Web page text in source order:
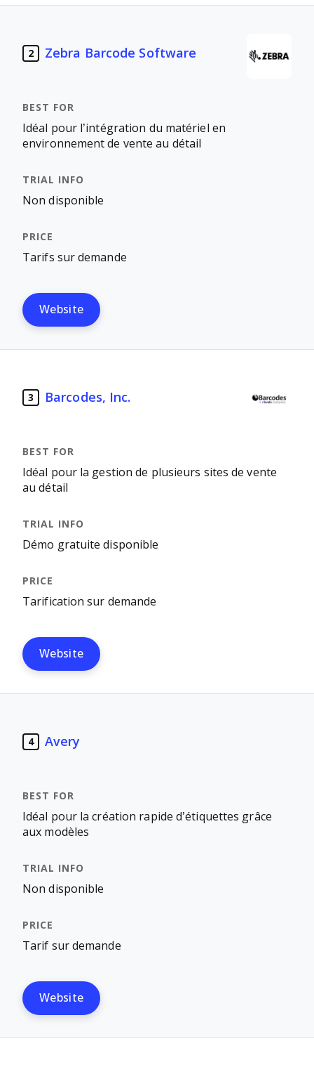
2 Zebra Barcode Software
Idéal pour l’intégration du matériel en
environnement de vente au détail
Non disponible
Tarifs sur demande
Website
3 Barcodes, Inc.
Idéal pour la gestion de plusieurs sites de vente
au détail
Démo gratuite disponible
Tarification sur demande
Website
4 Avery
Idéal pour la création rapide d’étiquettes grâce
aux modèles
Non disponible
Tarif sur demande
Website